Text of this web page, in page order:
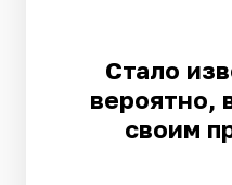
Стало
вероятно,
своим